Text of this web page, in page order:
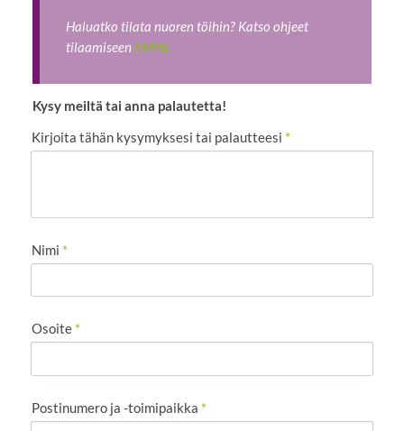
Haluatko tilata nuoren töihin? Katso ohjeet
tilaamiseen täältä.
Kysy meiltä tai anna palautetta!
Kirjoita tähän kysymyksesi tai palautteesi *
Nimi *
Osoite *
Postinumero ja -toimipaikka *